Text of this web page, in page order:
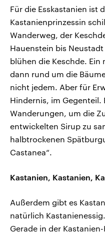
Für die Esskastanien ist
Kastanienprinzessin
Wanderweg, der
Hauenstein bis
blühen die Keschde.
dann rund um die
nicht jedem. Aber für
Hindernis, im Gegenteil.
Wanderungen, um die
entwickelten Sirup zu
halbtrockenen
Castanea“.
Kastanien, Kastanien,
Außerdem gibt es
natürlich
Gerade in der